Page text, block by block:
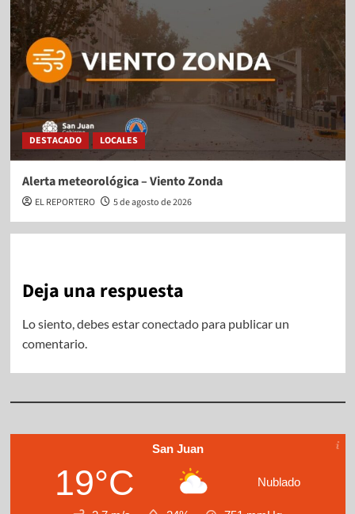
DESTACADO LOCALES
Alerta meteorológica – Viento Zonda
EL REPORTERO 5 de agosto de 2026
Deja una respuesta
Lo siento, debes estarconectadopara publicar un
comentario.
San Juan
19°C Nublado